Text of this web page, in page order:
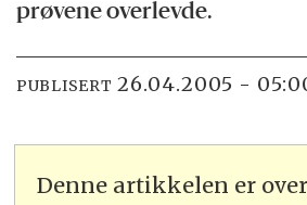
prøvene overlevde.
PUBLISERT 26.04.2005 -
Denne artikkelen er